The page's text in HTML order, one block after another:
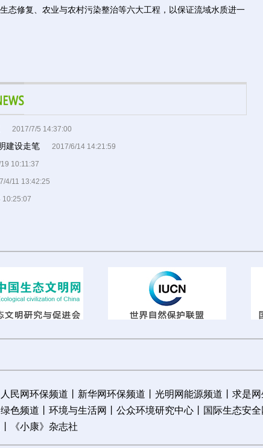
态修复、农业与农村污染整治等六大工程，以保证流域水质进一
2017/7/5 14:37:00
建设走笔 2017/6/14 14:21:59
10:11:37
4/11 13:42:25
10:25:07
人民网环保频道 新华网环保频道 光明网能源频道 求是
色频道 环境与生活网 公众环境研究中心 国际生态安全
丨《小康》杂志社